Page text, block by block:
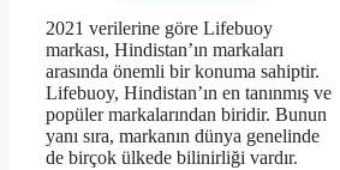
2021 verilerine göre Lifebuoy
markası, Hindistan’ın markaları
arasında önemli bir konuma sahiptir.
Lifebuoy, Hindistan’ın en tanınmış ve
popüler markalarından biridir. Bunun
yanı sıra, markanın dünya genelinde
de birçok ülkede bilinirliği vardır.